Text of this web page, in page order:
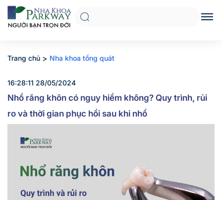
Trang chủ > Nha khoa tổng quát
16:28:11 28/05/2024
Nhổ răng khôn có nguy hiểm không? Quy trình, rủi
ro và thời gian phục hồi sau khi nhổ